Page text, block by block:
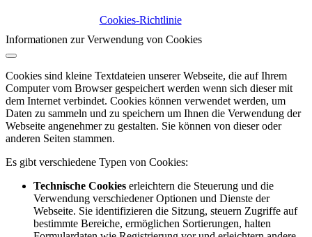
Cookies-Richtlinie
Informationen zur Verwendung von Cookies
Cookies sind kleine Textdateien unserer Webseite, die auf Ihrem
Computer vom Browser gespeichert werden wenn sich dieser mit
dem Internet verbindet. Cookies können verwendet werden, um
Daten zu sammeln und zu speichern um Ihnen die Verwendung der
Webseite angenehmer zu gestalten. Sie können von dieser oder
anderen Seiten stammen.
Es gibt verschiedene Typen von Cookies:
Technische Cookies erleichtern die Steuerung und die
Verwendung verschiedener Optionen und Dienste der
Webseite. Sie identifizieren die Sitzung, steuern Zugriffe auf
bestimmte Bereiche, ermöglichen Sortierungen, halten